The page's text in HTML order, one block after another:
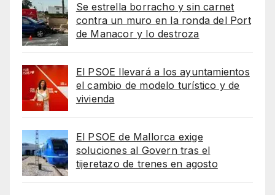
Se estrella borracho y sin carnet
contra un muro en la ronda del Port
de Manacor y lo destroza
El PSOE llevará a los ayuntamientos
el cambio de modelo turístico y de
vivienda
El PSOE de Mallorca exige
soluciones al Govern tras el
tijeretazo de trenes en agosto